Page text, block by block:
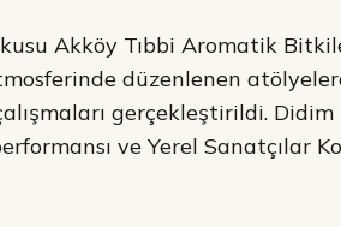
Akköy Tıbbi Aromatik
düzenlenen
gerçekleştirildi.
ve Yerel Sanatçılar